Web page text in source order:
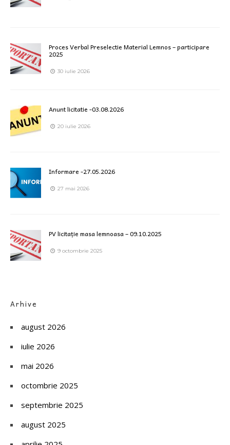
Proces Verbal Preselectie Material Lemnos – participare
2025
30 iulie 2026
Anunt licitatie -03.08.2026
20 iulie 2026
Informare -27.05.2026
27 mai 2026
PV licitație masa lemnoasa – 09.10.2025
9 octombrie 2025
Arhive
august 2026
iulie 2026
mai 2026
octombrie 2025
septembrie 2025
august 2025